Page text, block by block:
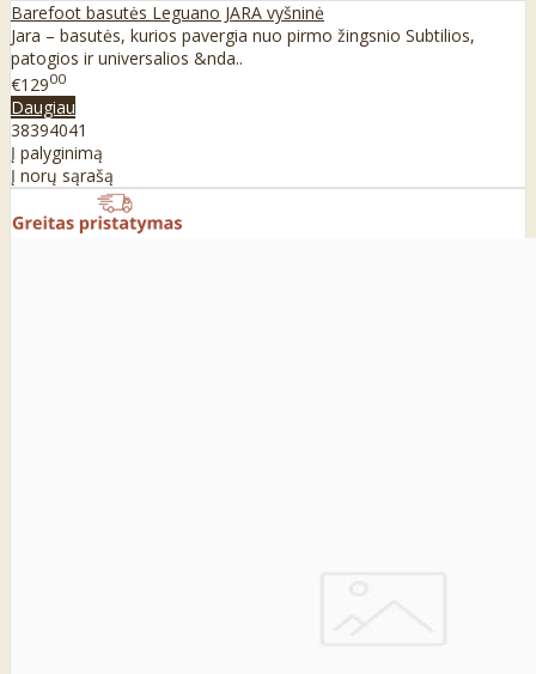
Barefoot basutės Leguano JARA vyšninė
Jara – basutės, kurios pavergia nuo pirmo žingsnio Subtilios,
patogios ir universalios &nda..
€12900
Daugiau
38394041
Į palyginimą
Į norų sąrašą